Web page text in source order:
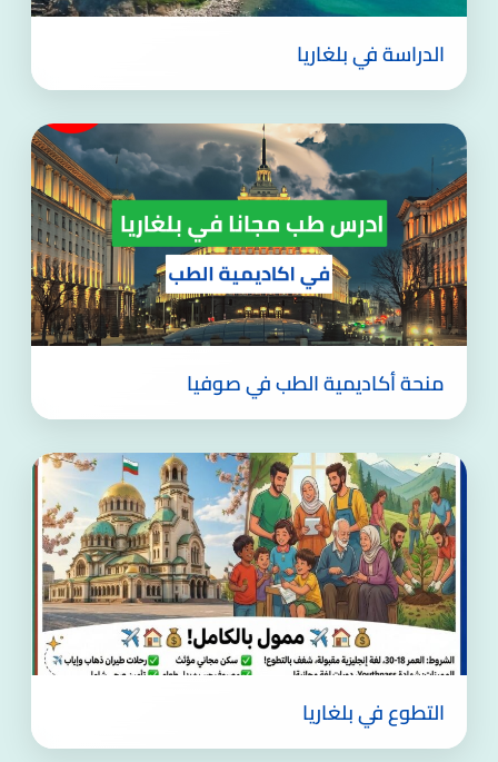
الدراسة في بلغاريا
منحة أكاديمية الطب في صوفيا
التطوع في بلغاريا